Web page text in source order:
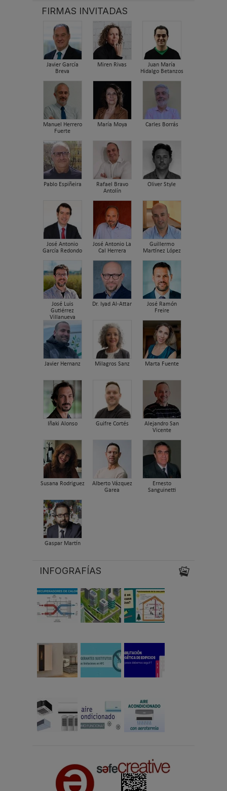
FIRMAS INVITADAS
Javier García
Breva
Miren Rivas
Juan María
Hidalgo Betanzos
Manuel Herrero
Fuerte
María Moya Carles Borrás
Pablo Espiñeira
Rafael Bravo
Antolín
Oliver Style
José Antonio
García Redondo
José Antonio La
Cal Herrera
Guillermo
Martínez López
José Luis
Gutiérrez
Villanueva
Dr. Iyad Al-Attar
José Ramón
Freire
Javier Hernanz Milagros Sanz Marta Fuente
Iñaki Alonso Guifre Cortés
Alejandro San
Vicente
Susana Rodriguez
Alberto Vázquez
Garea
Ernesto
Sanguinetti
Gaspar Martín
INFOGRAFÍAS